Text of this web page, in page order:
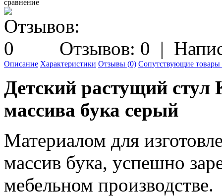
сравнение
Отзывов: 0 |
Описание Характеристики Отзывы (0) Сопутствующие товары
Детский растущий
массива бука серый
Материалом для
массив бука, успешно
мебельном производстве.